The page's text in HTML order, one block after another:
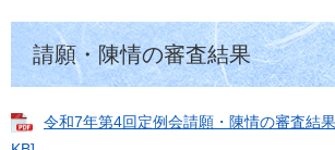
請願・陳情の審査結果
令和7年第4回定例会請願・陳情の審査結